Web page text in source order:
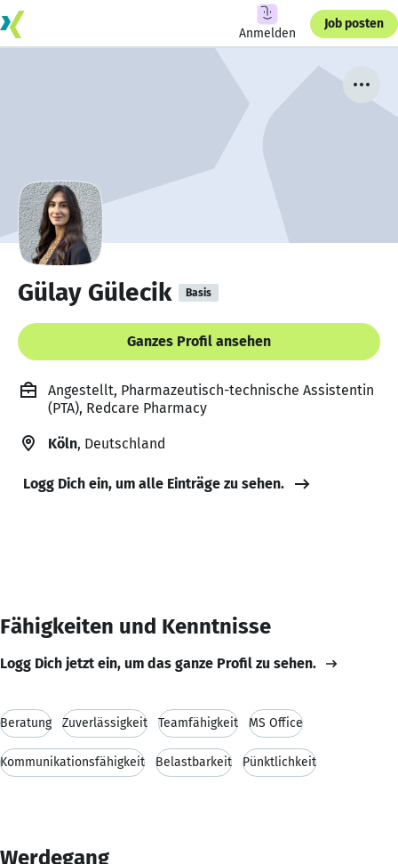
Anmelden
Job posten
Gülay Gülecik Basis
Ganzes Profil ansehen
Angestellt, Pharmazeutisch-technische Assistentin
(PTA), Redcare Pharmacy
Köln, Deutschland
Logg Dich ein, um alle Einträge zu sehen.
Fähigkeiten und Kenntnisse
Logg Dich jetzt ein, um das ganze Profil zu sehen.
Beratung Zuverlässigkeit Teamfähigkeit MS Office
Kommunikationsfähigkeit Belastbarkeit Pünktlichkeit
Werdegang